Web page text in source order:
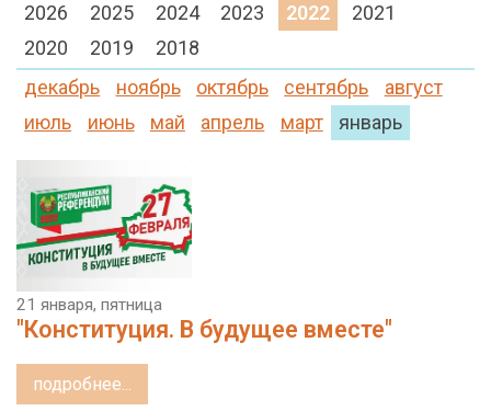
2026 2025 2024 2023 2022
2021
2020
2019
2018
декабрь
ноябрь октябрь сентябрь
август
июль
июнь май апрель март январь
21 января, пятница
"Конституция. В будущее вместе"
подробнее...